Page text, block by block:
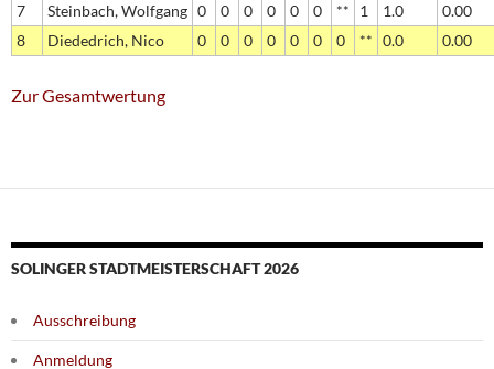
7
Steinbach, Wolfgang 0 0 0 0 0 0 ** 1 1.0
0.00
8
Diededrich, Nico 0 0 0 0 0 0 0 ** 0.0 0.00
Zur Gesamtwertung
SOLINGER STADTMEISTERSCHAFT 2026
Ausschreibung
Anmeldung